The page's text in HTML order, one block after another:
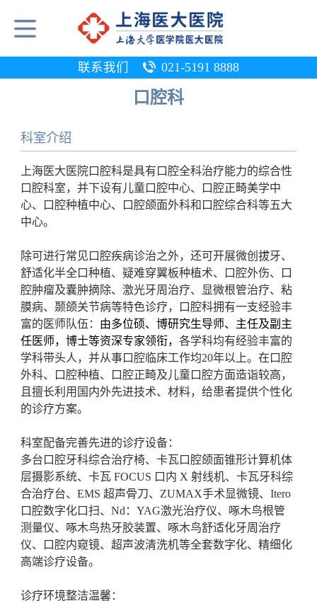
联系我们 021-5191 8888
口腔科
科室介绍
上海医大医院口腔科是具有口腔全科治疗能力的综合性
口腔科室，并下设有儿童口腔中心、口腔正畸美学中
心、口腔种植中心、口腔颌面外科和口腔综合科等五大
中心。
除可进行常见口腔疾病诊治之外，还可开展微创拔牙、
舒适化半全口种植、疑难穿翼板种植术、口腔外伤、口
腔肿瘤及囊肿摘除、激光牙周治疗、显微根管治疗、粘
膜病、颞颌关节病等特色诊疗，
口腔科拥有一支经验丰
富的医师队伍 ： 由多位硕、博研究生导师、主任及副主
任医师，博士等资深专家领衔，各学科均有经验丰富的
学科带头人，并从事口腔临床工作均20年以上。在口腔
外科、口腔种植、口腔正畸及儿童口腔方面造诣较高，
且擅长利用国内外先进技术、材料，给患者提供个性化
的诊疗方案。
科室配备完善先进的诊疗设备：
多台口腔牙科综合治疗椅、卡瓦口腔颌面锥形计算机体
层摄影系统、卡瓦 FOCUS 口内 X 射线机、卡瓦牙科综
合治疗台、EMS 超声骨刀、 ZUMAX手术显微镜、Itero
口腔数字化口扫、Nd：YAG激光治疗仪、啄木鸟根管
测量仪、啄木鸟热牙胶装置、啄木鸟舒适化牙周治疗
仪、口腔内窥镜、超声波清洗机等全套数字化、精细化
高端诊疗设备。
诊疗环境整洁温馨：